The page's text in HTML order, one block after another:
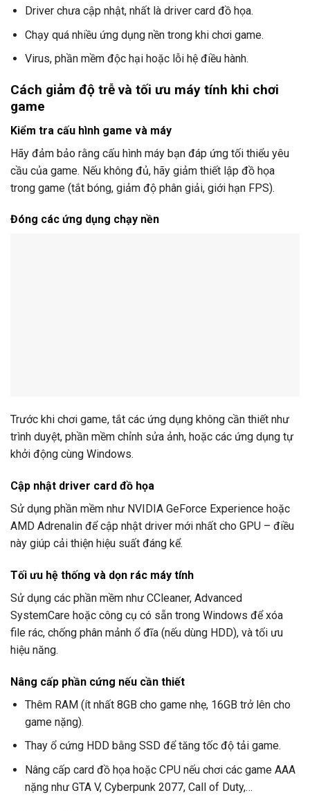
Driver chưa cập nhật, nhất là driver card đồ họa.
Chạy quá nhiều ứng dụng nền trong khi chơi game.
Virus, phần mềm độc hại hoặc lỗi hệ điều hành.
Cách giảm độ trễ và tối ưu máy tính khi chơi
game
Kiểm tra cấu hình game và máy
Hãy đảm bảo rằng cấu hình máy bạn đáp ứng tối thiểu yêu
cầu của game. Nếu không đủ, hãy giảm thiết lập đồ họa
trong game (tắt bóng, giảm độ phân giải, giới hạn FPS).
Đóng các ứng dụng chạy nền
Trước khi chơi game, tắt các ứng dụng không cần thiết như
trình duyệt, phần mềm chỉnh sửa ảnh, hoặc các ứng dụng tự
khởi động cùng Windows.
Cập nhật driver card đồ họa
Sử dụng phần mềm như NVIDIA GeForce Experience hoặc
AMD Adrenalin để cập nhật driver mới nhất cho GPU – điều
này giúp cải thiện hiệu suất đáng kể.
Tối ưu hệ thống và dọn rác máy tính
Sử dụng các phần mềm như CCleaner, Advanced
SystemCare hoặc công cụ có sẵn trong Windows để xóa
file rác, chống phân mảnh ổ đĩa (nếu dùng HDD), và tối ưu
hiệu năng.
Nâng cấp phần cứng nếu cần thiết
Thêm RAM (ít nhất 8GB cho game nhẹ, 16GB trở lên cho
game nặng).
Thay ổ cứng HDD bằng SSD để tăng tốc độ tải game.
Nâng cấp card đồ họa hoặc CPU nếu chơi các game AAA
nặng như GTA V, Cyberpunk 2077, Call of Duty,…